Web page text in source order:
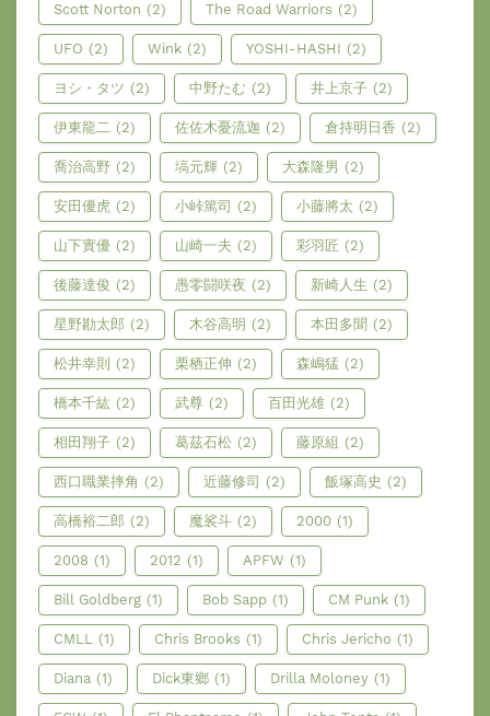
Scott Norton (2) The Road Warriors (2)
UFO (2) Wink (2) YOSHI-HASHI (2)
ヨシ・タツ (2) 中野たむ (2) 井上京子 (2)
伊東龍二 (2) 佐佐木憂流迦 (2) 倉持明日香 (2)
喬治高野 (2) 塙元輝 (2) 大森隆男 (2)
安田優虎 (2) 小峠篤司 (2) 小藤將太 (2)
山下實優 (2) 山崎一夫 (2) 彩羽匠 (2)
後藤達俊 (2) 愚零闘咲夜 (2) 新崎人生 (2)
星野勘太郎 (2) 木谷高明 (2) 本田多聞 (2)
松井幸則 (2) 栗栖正伸 (2) 森嶋猛 (2)
橋本千紘 (2) 武尊 (2) 百田光雄 (2)
相田翔子 (2) 葛茲石松 (2) 藤原組 (2)
西口職業摔角 (2) 近藤修司 (2) 飯塚高史 (2)
高橋裕二郎 (2) 魔裟斗 (2) 2000 (1)
2008 (1) 2012 (1) APFW (1)
Bill Goldberg (1) Bob Sapp (1) CM Punk (1)
CMLL (1) Chris Brooks (1) Chris Jericho (1)
Diana (1) Dick東鄉 (1) Drilla Moloney (1)